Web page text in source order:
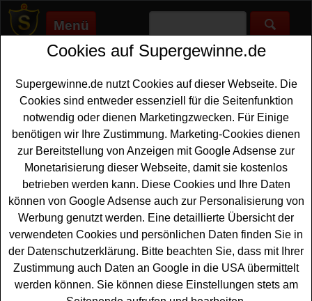
Menü
Supergewinne.de>Gewinnspiele>Reise Gewinnspiele>Rinti
Anzeige:
Anzeige:
Rinti Gewinnspiel - Hotelaufenthalt
gewinnen
Ein kostenloses Rinti Gewinnspiel für alle Hunde-Bsitzer
unter den Gewinnern. Als Hauptgewinn verlost Rinti
einen schönenHotelaufenthaltim Steigenberger
Grandhotel & Spa auf Usedom - und mit etwas Glück
können Sie diesen Hotelaufenthalt gewinnen. Zusätzlich
warten bei dem Rinti Gewinnspiel zehnmal ein
Cookies auf Supergewinne.de
Supergewinne.de nutzt Cookies auf dieser Webseite. Die
Cookies sind entweder essenziell für die Seitenfunktion
notwendig oder dienen Marketingzwecken. Für Einige
benötigen wir Ihre Zustimmung. Marketing-Cookies dienen
zur Bereitstellung von Anzeigen mit Google Adsense zur
Monetarisierung dieser Webseite, damit sie kostenlos
betrieben werden kann. Diese Cookies und Ihre Daten
können von Google Adsense auch zur Personalisierung von
Werbung genutzt werden. Eine detaillierte Übersicht der
verwendeten Cookies und persönlichen Daten finden Sie in
der Datenschutzerklärung. Bitte beachten Sie, dass mit Ihrer
Zustimmung auch Daten an Google in die USA übermittelt
werden können. Sie können diese Einstellungen stets am